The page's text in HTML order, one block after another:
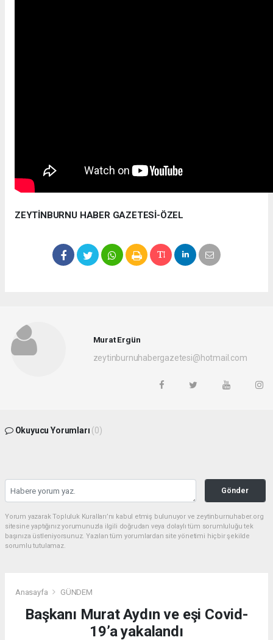
ZEYTİNBURNU HABER GAZETESİ-ÖZEL
Murat Ergün
zeytinburnuhabergazetesi@hotmail.com
Okuyucu Yorumları (0)
Gönder
Yorum yazarak Topluluk Kuralları’nı kabul etmiş bulunuyor ve zeytinburnuhaber.org
sitesine yaptığınız yorumunuzla ilgili doğrudan veya dolaylı tüm sorumluluğu tek
başınıza üstleniyorsunuz. Yazılan tüm yorumlardan site yönetimi hiçbir şekilde
sorumlu tutulamaz.
Anasayfa GÜNDEM
Başkanı Murat Aydın ve eşi Covid-
19’a yakalandı